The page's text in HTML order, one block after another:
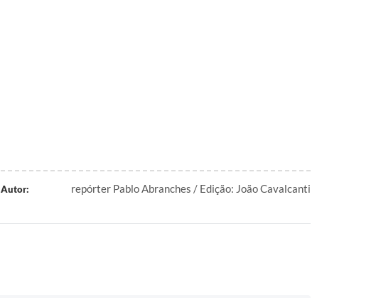
Autor: repórter Pablo Abranches / Edição: João Cavalcanti